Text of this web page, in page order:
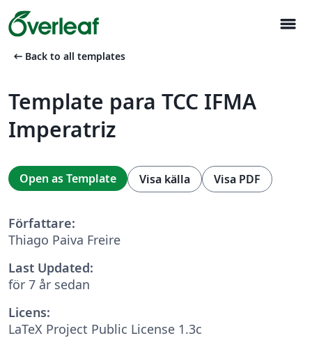
menu
arrow_left_alt Back to all templates
Template para TCC IFMA
Imperatriz
Open as Template Visa källa Visa PDF
Författare:
Thiago Paiva Freire
Last Updated:
för 7 år sedan
Licens:
LaTeX Project Public License 1.3c